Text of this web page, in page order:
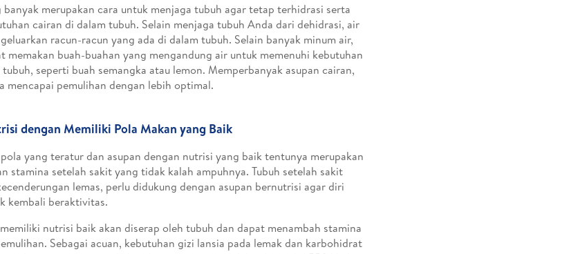
merupakan cara untuk menjaga tubuh agar tetap terhidrasi serta
cairan di dalam tubuh. Selain menjaga tubuh Anda dari dehidrasi, air
racun-racun yang ada di dalam tubuh. Selain banyak minum air,
memakan buah-buahan yang mengandung air untuk memenuhi kebutuhan
seperti buah semangka atau lemon. Memperbanyak asupan cairan,
mencapai pemulihan dengan lebih optimal.
dengan Memiliki Pola Makan yang Baik
yang teratur dan asupan dengan nutrisi yang baik tentunya merupakan
stamina setelah sakit yang tidak kalah ampuhnya. Tubuh setelah sakit
lemas, perlu didukung dengan asupan bernutrisi agar diri
kembali beraktivitas.
nutrisi baik akan diserap oleh tubuh dan dapat menambah stamina
Sebagai acuan, kebutuhan gizi lansia pada lemak dan karbohidrat